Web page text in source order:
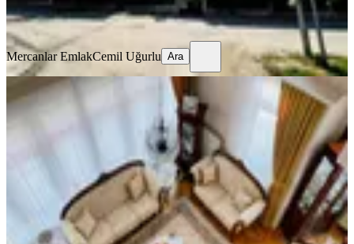
Ara
Mercanlar EmlakCemil Uğurlu Ara
Kartal'dan Batıkent Metro Yanında
Saygınlar Sitesi 4+1 Ara Kat
Yenimahalle, İlkyerleşim Mahallesi
4+1·165 m² 4. Kat· 08.08.2026
9.750.000 ₺